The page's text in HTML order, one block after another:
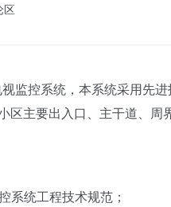
区
监控系统，本系统采用先
区主要出入口、主干道、周
系统工程技术规范；